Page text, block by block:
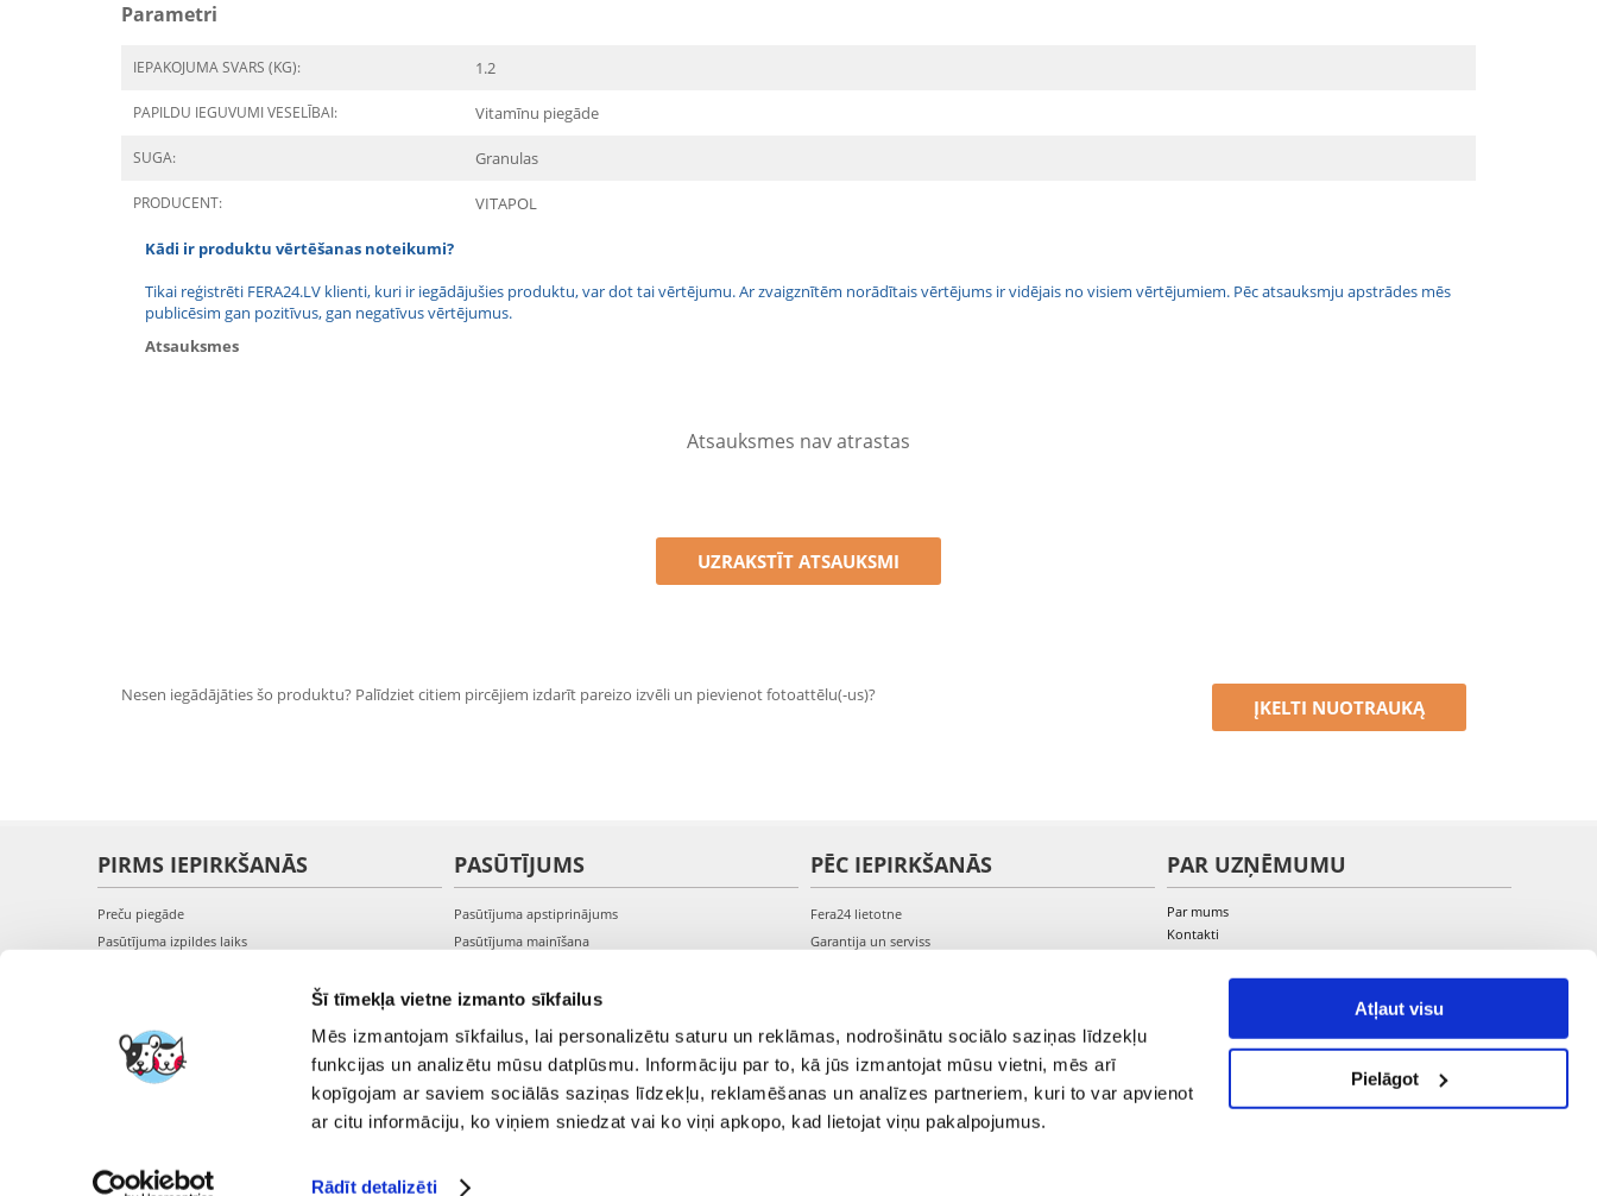
Šī tīmekļa vietne izmanto sīkfailus
Mēs izmantojam sīkfailus, lai personalizētu saturu un reklāmas, nodrošinātu sociālo saziņas līdzekļu
funkcijas un analizētu mūsu datplūsmu. Informāciju par to, kā jūs izmantojat mūsu vietni, mēs arī
kopīgojam ar saviem sociālās saziņas līdzekļu, reklamēšanas un analīzes partneriem, kuri to var apvienot
ar citu informāciju, ko viņiem sniedzat vai ko viņi apkopo, kad lietojat viņu pakalpojumus.
Rādīt detalizēti
Atļaut visu
Pielāgot
Parametri
IEPAKOJUMA SVARS (KG): 1.2
PAPILDU IEGUVUMI VESELĪBAI: Vitamīnu piegāde
SUGA: Granulas
PRODUCENT: VITAPOL
Kādi ir produktu vērtēšanas noteikumi?
Tikai reģistrēti FERA24.LV klienti, kuri ir iegādājušies produktu, var dot tai vērtējumu. Ar zvaigznītēm norādītais vērtējums ir vidējais no visiem vērtējumiem. Pēc atsauksmju apstrādes mēs
publicēsim gan pozitīvus, gan negatīvus vērtējumus.
Atsauksmes
Atsauksmes nav atrastas
UZRAKSTĪT ATSAUKSMI
Nesen iegādājāties šo produktu? Palīdziet citiem pircējiem izdarīt pareizo izvēli un pievienot fotoattēlu(-us)?
ĮKELTI NUOTRAUKĄ
PIRMS IEPIRKŠANĀS
Preču piegāde
Pasūtījuma izpildes laiks
Privātuma politika
PASŪTĪJUMS
Pasūtījuma apstiprinājums
Pasūtījuma mainīšana
Pieslēgšanās kontam
PĒC IEPIRKŠANĀS
Fera24 lietotne
Garantija un serviss
PAR UZŅĒMUMU
Par mums
Kontakti